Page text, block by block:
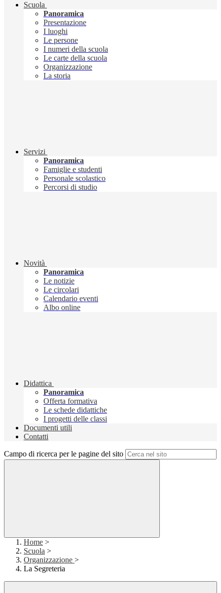
Scuola
Panoramica
Presentazione
I luoghi
Le persone
I numeri della scuola
Le carte della scuola
Organizzazione
La storia
Servizi
Panoramica
Famiglie e studenti
Personale scolastico
Percorsi di studio
Novità
Panoramica
Le notizie
Le circolari
Calendario eventi
Albo online
Didattica
Panoramica
Offerta formativa
Le schede didattiche
I progetti delle classi
Documenti utili
Contatti
Campo di ricerca per le pagine del sito
Home >
Scuola >
Organizzazione >
La Segreteria